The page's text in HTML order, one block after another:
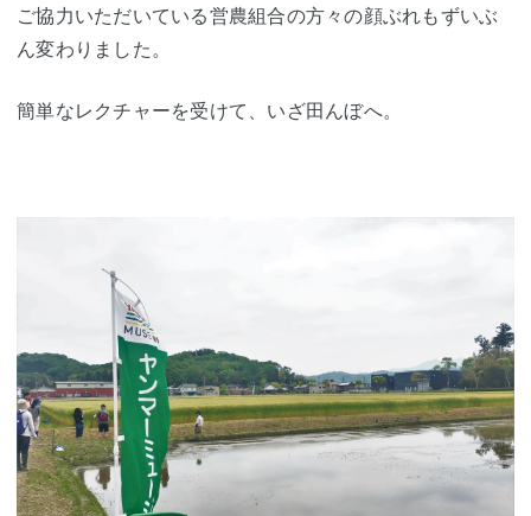
ご協力いただいている営農組合の方々の顔ぶれもずいぶ
ん変わりました。
簡単なレクチャーを受けて、いざ田んぼへ。